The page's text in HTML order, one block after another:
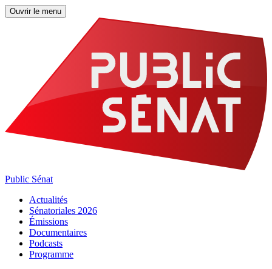
Ouvrir le menu
Public Sénat
Actualités
Sénatoriales 2026
Émissions
Documentaires
Podcasts
Programme